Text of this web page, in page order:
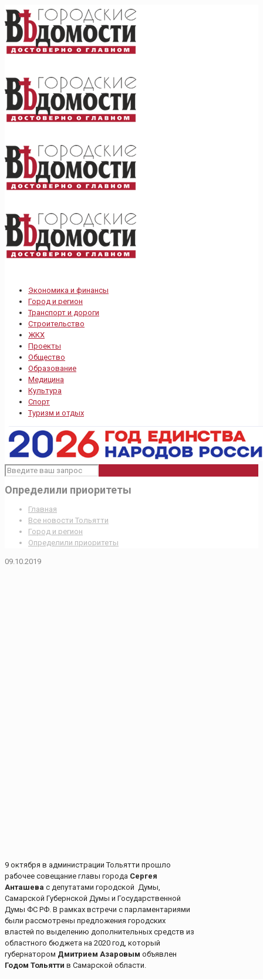
Экономика и финансы
Город и регион
Транспорт и дороги
Строительство
ЖКХ
Проекты
Общество
Образование
Медицина
Культура
Спорт
Туризм и отдых
Определили приоритеты
Главная
Все новости Тольятти
Город и регион
Определили приоритеты
09.10.2019
9 октября в администрации Тольятти прошло
рабочее совещание главы города Сергея
Анташева с депутатами городской Думы,
Самарской Губернской Думы и Государственной
Думы ФС РФ. В рамках встречи с парламентариями
были рассмотрены предложения городских
властей по выделению дополнительных средств из
областного бюджета на 2020 год, который
губернатором Дмитрием Азаровым объявлен
Годом Тольятти в Самарской области.